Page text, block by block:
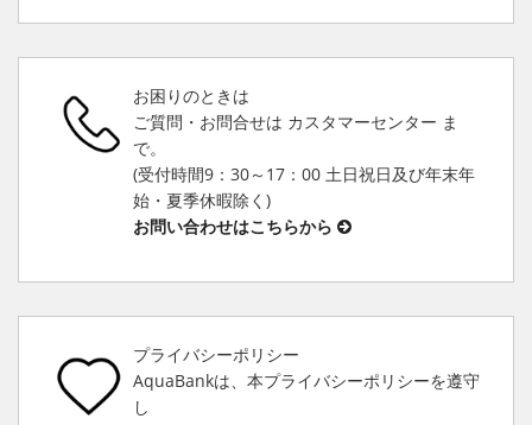
お困りのときは
ご質問・お問合せは カスタマーセンター ま
で。
(受付時間9：30～17：00 土日祝日及び年末年
始・夏季休暇除く)
お問い合わせはこちらから
プライバシーポリシー
AquaBankは、本プライバシーポリシーを遵守
し